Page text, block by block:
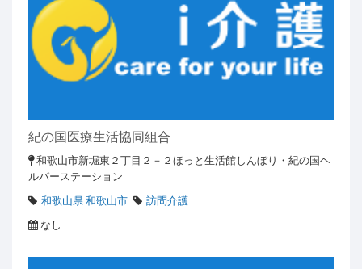
紀の国医療生活協同組合
和歌山市新堀東２丁目２－２ほっと生活館しんぼり・紀の国ヘ
ルパーステーション
和歌山県 和歌山市
訪問介護
なし